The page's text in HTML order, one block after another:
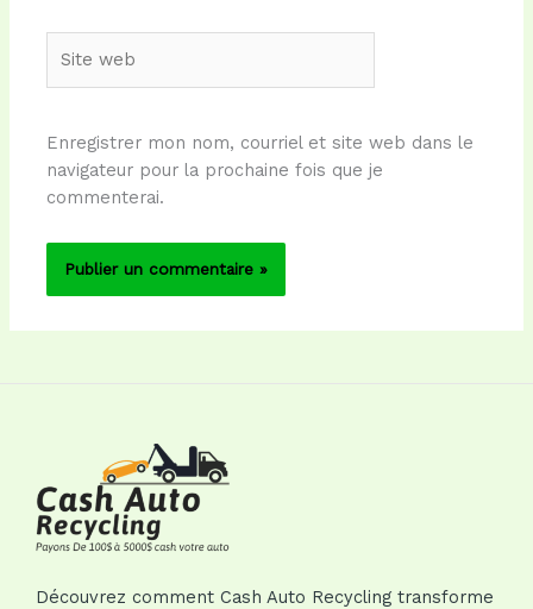
web
Enregistrer mon nom, courriel et site web dans le
navigateur pour la prochaine fois que je
commenterai.
Découvrez comment Cash Auto Recycling transforme